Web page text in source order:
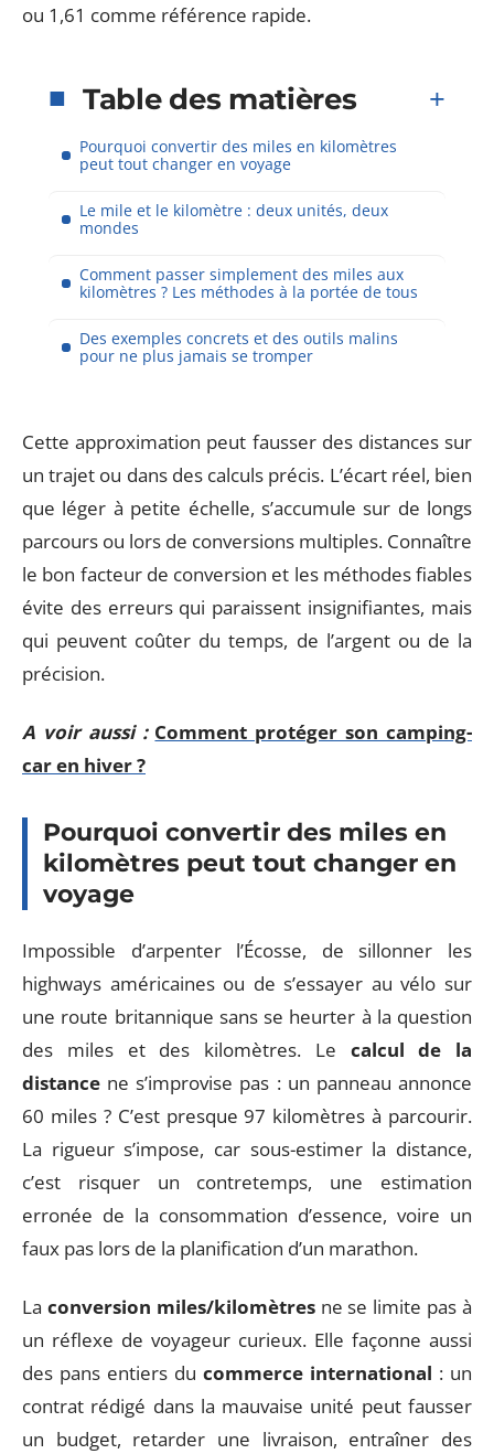
ou 1,61 comme référence rapide.
Table des matières
Pourquoi convertir des miles en kilomètres
peut tout changer en voyage
Le mile et le kilomètre : deux unités, deux
mondes
Comment passer simplement des miles aux
kilomètres ? Les méthodes à la portée de tous
Des exemples concrets et des outils malins
pour ne plus jamais se tromper
Cette approximation peut fausser des distances sur
un trajet ou dans des calculs précis. L’écart réel, bien
que léger à petite échelle, s’accumule sur de longs
parcours ou lors de conversions multiples. Connaître
le bon facteur de conversion et les méthodes fiables
évite des erreurs qui paraissent insignifiantes, mais
qui peuvent coûter du temps, de l’argent ou de la
précision.
A voir aussi : Comment protéger son camping-
car en hiver ?
Pourquoi convertir des miles en
kilomètres peut tout changer en
voyage
Impossible d’arpenter l’Écosse, de sillonner les
highways américaines ou de s’essayer au vélo sur
une route britannique sans se heurter à la question
des miles et des kilomètres. Le calcul de la
distance ne s’improvise pas : un panneau annonce
60 miles ? C’est presque 97 kilomètres à parcourir.
La rigueur s’impose, car sous-estimer la distance,
c’est risquer un contretemps, une estimation
erronée de la consommation d’essence, voire un
faux pas lors de la planification d’un marathon.
La conversion miles/kilomètresne se limite pas à
un réflexe de voyageur curieux. Elle façonne aussi
des pans entiers du commerce international : un
contrat rédigé dans la mauvaise unité peut fausser
un budget, retarder une livraison, entraîner des